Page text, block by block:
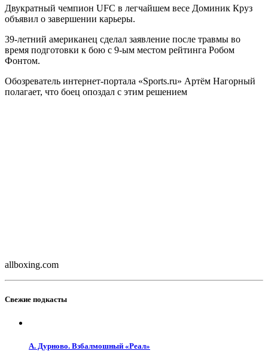
Двукратный чемпион UFC в легчайшем весе Доминик Круз
объявил о завершении карьеры.
39-летний американец сделал заявление после травмы во
время подготовки к бою с 9-ым местом рейтинга Робом
Фонтом.
Обозреватель интернет-портала «Sports.ru» Артëм Нагорный
полагает, что боец опоздал с этим решением
allboxing.com
Свежие подкасты
А. Дурново. Взбалмошный «Реал»